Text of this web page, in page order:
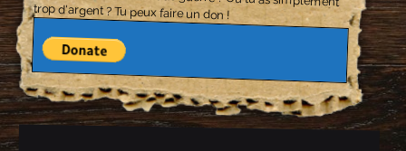
trop d'argent ? Tu peux faire un don !